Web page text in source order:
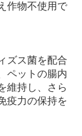
作物不使用で
ズス菌を配合
ペットの腸内
維持し、さら
疫力の保持を